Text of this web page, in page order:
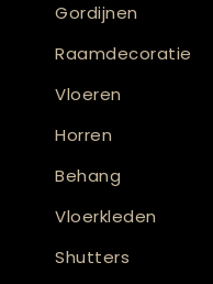
Gordijnen
Raamdecoratie
Vloeren
Horren
Behang
Vloerkleden
Shutters